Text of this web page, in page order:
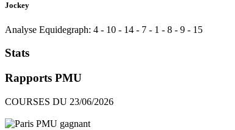
Jockey
Analyse Equidegraph: 4 - 10 - 14 - 7 - 1 - 8 - 9 - 15
Stats
Rapports PMU
COURSES DU 23/06/2026